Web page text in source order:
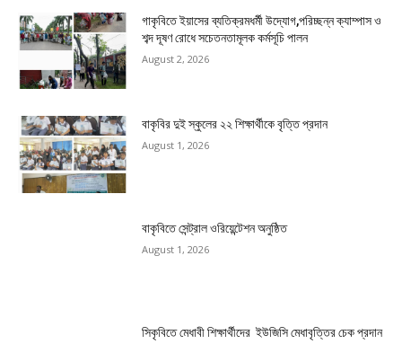
গাকৃবিতে ইয়াসের ব্যতিক্রমধর্মী উদ্যোগ,পরিচ্ছন্ন ক্যাম্পাস ও
শব্দ দূষণ রোধে সচেতনতামূলক কর্মসূচি পালন
August 2, 2026
বাকৃবির দুই স্কুলের ২২ শিক্ষার্থীকে বৃত্তি প্রদান
August 1, 2026
বাকৃবিতে সেন্ট্রাল ওরিয়েন্টেশন অনুষ্ঠিত
August 1, 2026
সিকৃবিতে মেধাবী শিক্ষার্থীদের ইউজিসি মেধাবৃত্তির চেক প্রদান